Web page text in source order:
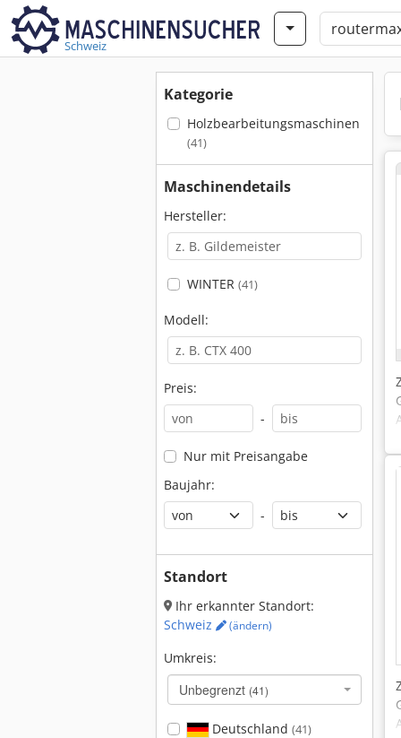
Schweiz
Kategorie
Holzbearbeitungsmaschinen
(41)
Maschinendetails
Hersteller:
WINTER (41)
Modell:
Preis:
-
Nur mit Preisangabe
Baujahr:
-
Standort
Ihr erkannter Standort:
Schweiz
(ändern)
Umkreis:
Unbegrenzt (41)
Deutschland (41)